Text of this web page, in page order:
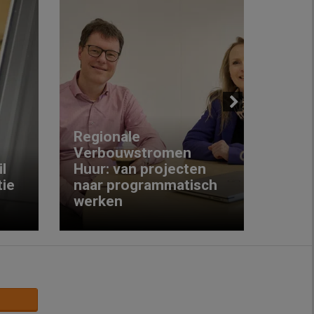
Regionale
Verbouwstromen
Huur: van projecten
naar programmatisch
werken
Next